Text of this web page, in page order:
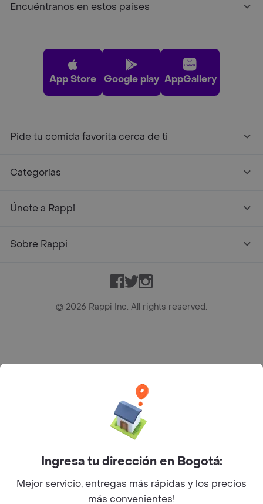
Encuéntranos en estos países
App Store Google play AppGallery
Pide tu comida favorita cerca de ti
Categorías
Únete a Rappi
Sobre Rappi
Facebook
TwitterInstagram
© 2026 Rappi Inc. All rights reserved.
Bogotá D.C. --- notificacionesrappi@rappi.com
Ingresa tu dirección en Bogotá:
Mejor servicio, entregas más rápidas y los precios
más convenientes!